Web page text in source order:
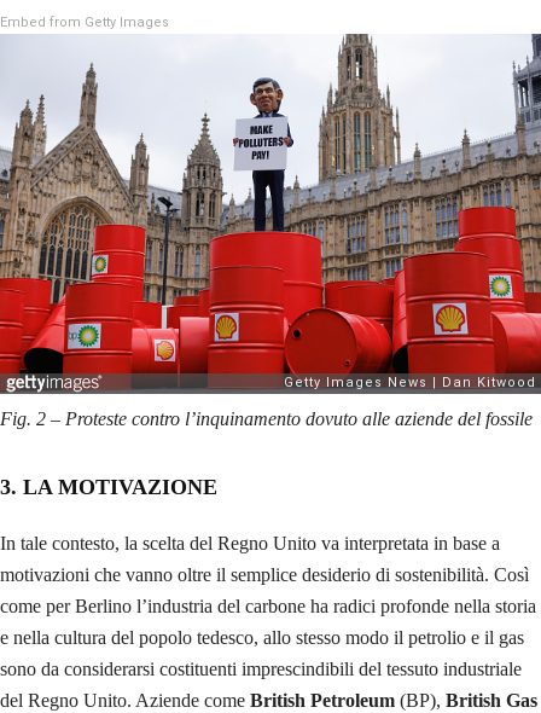
Embed from Getty Images
Fig. 2 – Proteste contro l’inquinamento dovuto alle aziende del fossile
3. LA MOTIVAZIONE
In tale contesto, la scelta del Regno Unito va interpretata in base a
motivazioni che vanno oltre il semplice desiderio di sostenibilità. Così
come per Berlino l’industria del carbone ha radici profonde nella storia
e nella cultura del popolo tedesco, allo stesso modo il petrolio e il gas
sono da considerarsi costituenti imprescindibili del tessuto industriale
del Regno Unito. Aziende come British Petroleum (BP), British Gas